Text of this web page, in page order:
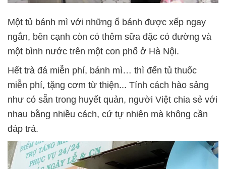
Một tủ bánh mì với những ổ bánh được xếp ngay
ngắn, bên cạnh còn có thêm sữa đặc có đường và
một bình nước trên một con phố ở Hà Nội.
Hết trà đá miễn phí, bánh mì… thì đến tủ thuốc
miễn phí, tặng cơm từ thiện... Tính cách hào sảng
như có sẵn trong huyết quản, người Việt chia sẻ với
nhau bằng nhiều cách, cứ tự nhiên mà không cần
đáp trả.